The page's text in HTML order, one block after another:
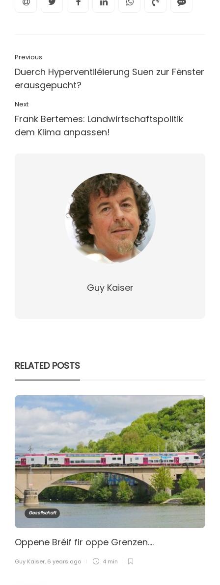
Previous
Duerch Hyperventiléierung Suen zur Fënster
erausgepucht?
Next
Frank Bertemes: Landwirtschaftspolitik
dem Klima anpassen!
Guy Kaiser
RELATED POSTS
Gesellschaft
Oppene Bréif fir oppe Grenzen….
Guy Kaiser, 6 years ago 4 min